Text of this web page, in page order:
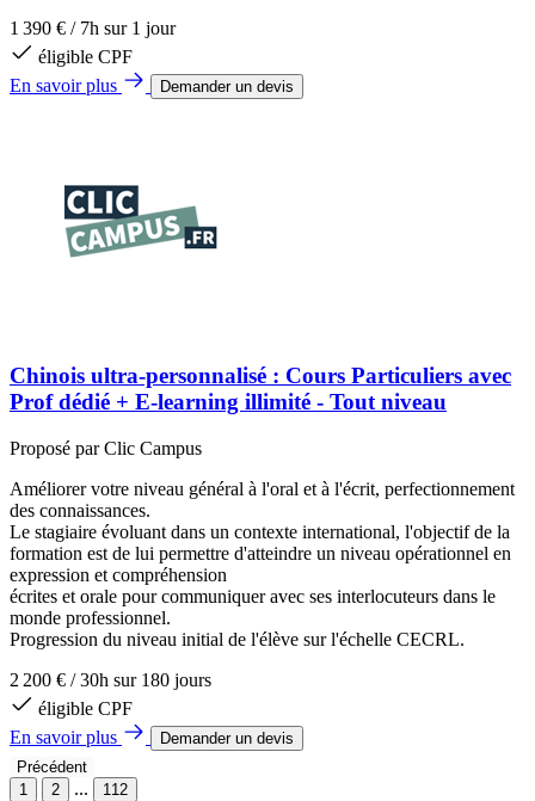
1 390 € / 7h sur 1 jour
éligible CPF
En savoir plus
Demander un devis
Chinois ultra-personnalisé : Cours Particuliers avec
Prof dédié + E-learning illimité - Tout niveau
Proposé parClic Campus
Améliorer votre niveau général à l'oral et à l'écrit, perfectionnement
des connaissances.
Le stagiaire évoluant dans un contexte international, l'objectif de la
formation est de lui permettre d'atteindre un niveau opérationnel en
expression et compréhension
écrites et orale pour communiquer avec ses interlocuteurs dans le
monde professionnel.
Progression du niveau initial de l'élève sur l'échelle CECRL.
2 200 € / 30h sur 180 jours
éligible CPF
En savoir plus
Demander un devis
Précédent
1
2 ...
112